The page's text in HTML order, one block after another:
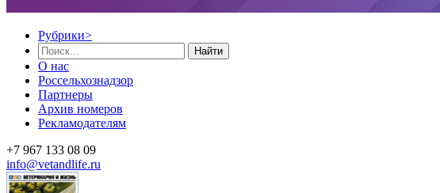
Рубрики>
Найти
О нас
Россельхознадзор
Партнеры
Архив номеров
Рекламодателям
+7 967 133 08 09
info@vetandlife.ru